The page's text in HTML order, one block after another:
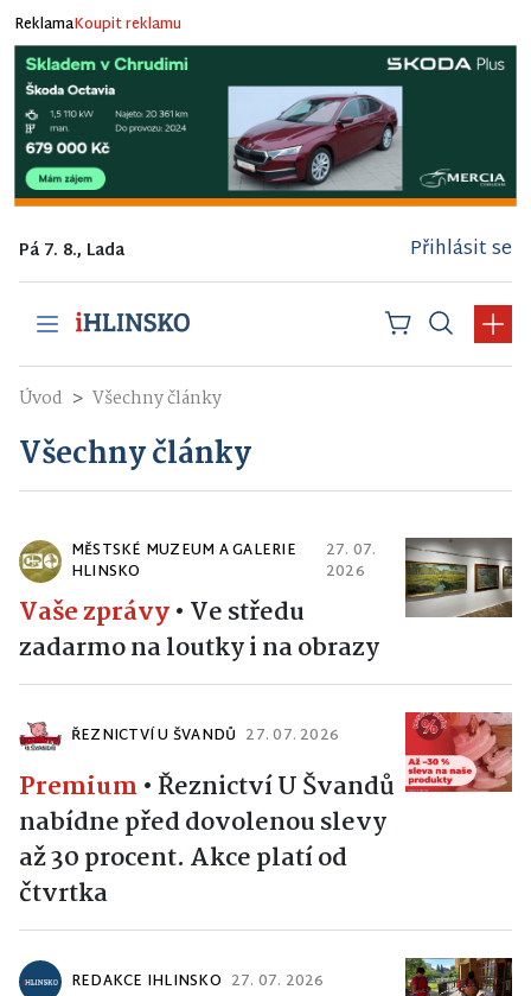
ReklamaKoupit reklamu
Pá 7. 8., Lada Přihlásit se
Úvod Všechny články
Všechny články
MĚSTSKÉ MUZEUM A GALERIE
HLINSKO
27. 07.
2026
Vaše zprávy• Ve středu
zadarmo na loutky i na obrazy
ŘEZNICTVÍ U ŠVANDŮ 27. 07. 2026
Premium •Řeznictví U Švandů
nabídne před dovolenou slevy
až 30 procent. Akce platí od
čtvrtka
REDAKCE IHLINSKO 27. 07. 2026